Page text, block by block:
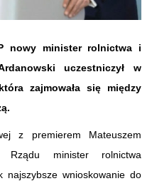
nowy minister rolnictwa i
uczestniczył w
zajmowała się między
z premierem Mateuszem
Rządu minister rolnictwa
najszybsze wnioskowanie do